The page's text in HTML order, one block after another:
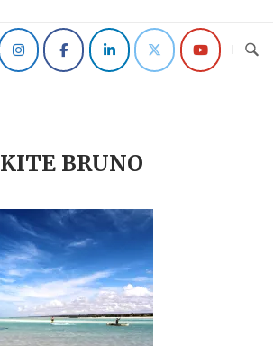
KITE BRUNO